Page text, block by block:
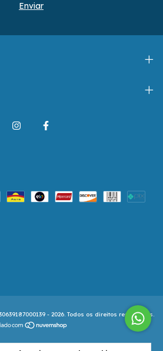
- 2026. Todos os direitos reservados.